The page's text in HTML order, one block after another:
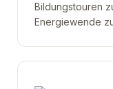
Bildungstouren
Energiewende